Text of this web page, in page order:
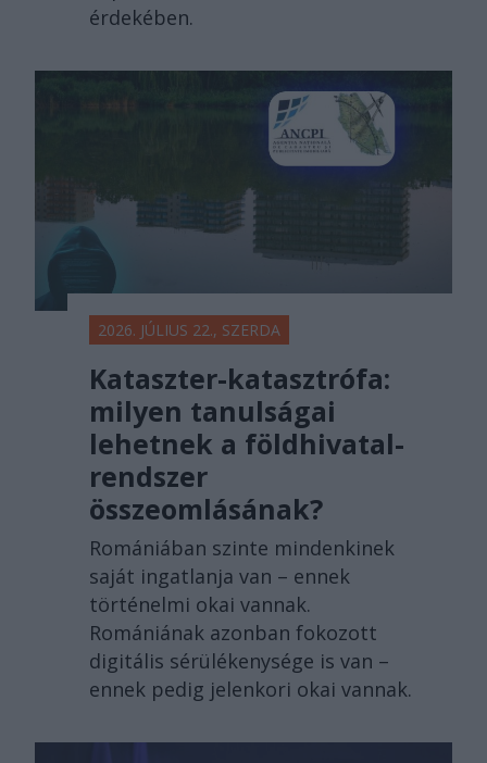
érdekében.
2026. JÚLIUS 22., SZERDA
Kataszter-katasztrófa:
milyen tanulságai
lehetnek a földhivatal-
rendszer
összeomlásának?
Romániában szinte mindenkinek
saját ingatlanja van – ennek
történelmi okai vannak.
Romániának azonban fokozott
digitális sérülékenysége is van –
ennek pedig jelenkori okai vannak.